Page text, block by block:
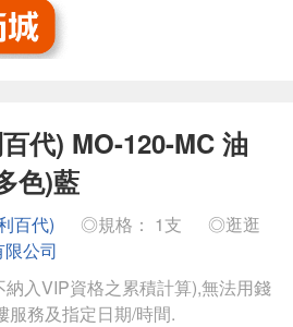
代) MO-120-MC 油
色)藍
百代) ◎規格： 1支
◎逛逛
公司
入VIP資格之累積計算),無法用錢
服務及指定日期/時間.